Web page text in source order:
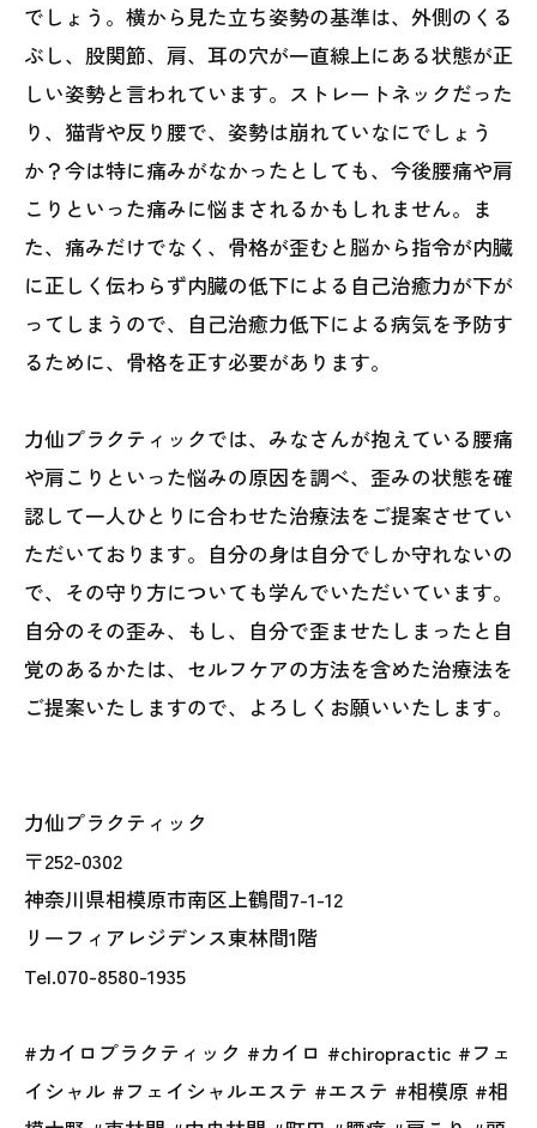
でしょう。横から見た立ち姿勢の基準は、外側のくる
ぶし、股関節、肩、耳の穴が一直線上にある状態が正
しい姿勢と言われています。ストレートネックだった
り、猫背や反り腰で、姿勢は崩れていなにでしょう
か？今は特に痛みがなかったとしても、今後腰痛や肩
こりといった痛みに悩まされるかもしれません。ま
た、痛みだけでなく、骨格が歪むと脳から指令が内臓
に正しく伝わらず内臓の低下による自己治癒力が下が
ってしまうので、自己治癒力低下による病気を予防す
るために、骨格を正す必要があります。
力仙プラクティックでは、みなさんが抱えている腰痛
や肩こりといった悩みの原因を調べ、歪みの状態を確
認して一人ひとりに合わせた治療法をご提案させてい
ただいております。自分の身は自分でしか守れないの
で、その守り方についても学んでいただいています。
自分のその歪み、もし、自分で歪ませたしまったと自
覚のあるかたは、セルフケアの方法を含めた治療法を
ご提案いたしますので、よろしくお願いいたします。
力仙プラクティック
〒252-0302
神奈川県相模原市南区上鶴間7-1-12
リーフィアレジデンス東林間1階
Tel.070-8580-1935
#カイロプラクティック #カイロ #chiropractic #フェ
イシャル #フェイシャルエステ #エステ #相模原 #相